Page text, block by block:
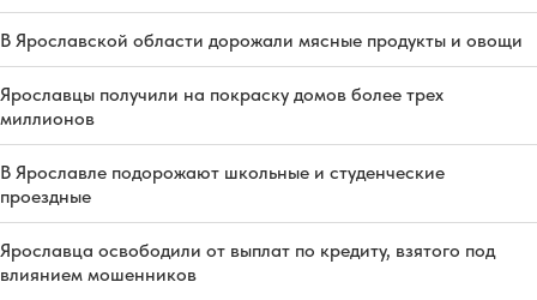
В Ярославской области дорожали мясные продукты и овощи
Ярославцы получили на покраску домов более трех
миллионов
В Ярославле подорожают школьные и студенческие
проездные
Ярославца освободили от выплат по кредиту, взятого под
влиянием мошенников